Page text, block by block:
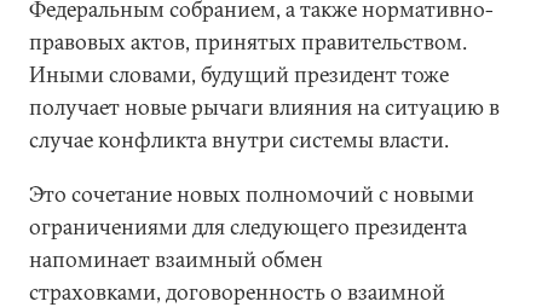
Федеральным собранием, а также нормативно-
правовых актов, принятых правительством.
Иными словами, будущий президент тоже
получает новые рычаги влияния на ситуацию в
случае конфликта внутри системы власти.
Это сочетание новых полномочий с новыми
ограничениями для следующего президента
напоминает взаимный обмен
страховками, договоренность о взаимной